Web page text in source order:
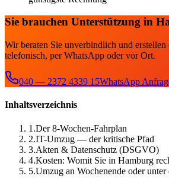
Sie brauchen Unterstützung in
Wir beraten Sie unverbindlich und
telefonisch, per WhatsApp oder vor Ort.
040 — 2372 4339 15WhatsApp
Inhaltsverzeichnis
1 .Der 8-Wochen-Fahrplan
2.IT-Umzug — der kritische Pfad
3.Akten & Datenschutz (DSGVO)
4.Kosten: Womit Sie in Hamburg
5.Umzug an Wochenende oder unter